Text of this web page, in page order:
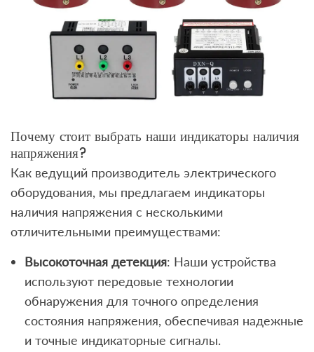
Почему стоит выбрать наши индикаторы наличия
напряжения?
Как ведущий производитель электрического
оборудования, мы предлагаем индикаторы
наличия напряжения с несколькими
отличительными преимуществами:
Высокоточная детекция: Наши устройства
используют передовые технологии
обнаружения для точного определения
состояния напряжения, обеспечивая надежные
и точные индикаторные сигналы.